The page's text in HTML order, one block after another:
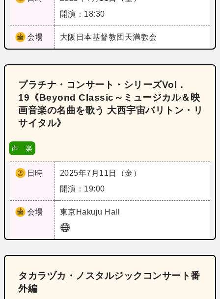
開演：18:30
会場 大阪 日本基督教団天満教会
プラチナ・コンサート・シリーズVol．
19《Beyond Classic～ミュージカル＆映
画音楽の名曲を歌う 大西宇宙バリトン・リ
サイタル》
声 楽
日時
2025年7月11日（金）
開演：19:00
会場 東京Hakuju Hall
タカラヅカ・ノスタルジックコンサート番
外編